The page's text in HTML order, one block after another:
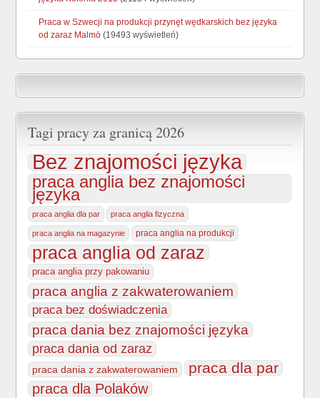
Praca w Szwecji na produkcji przynęt wędkarskich bez języka
od zaraz Malmö (19493 wyświetleń)
Tagi pracy za granicą 2026
Bez znajomości języka
praca anglia bez znajomości
języka
praca anglia dla par praca anglia fizyczna
praca anglia na magazynie praca anglia na produkcji
praca anglia od zaraz
praca anglia przy pakowaniu
praca anglia z zakwaterowaniem
praca bez doświadczenia
praca dania bez znajomości języka
praca dania od zaraz
praca dania z zakwaterowaniem praca dla par
praca dla Polaków